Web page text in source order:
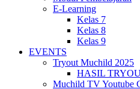
E-Learning
Kelas 7
Kelas 8
Kelas 9
EVENTS
Tryout Muchild 2025
HASIL
Muchild TV Youtube